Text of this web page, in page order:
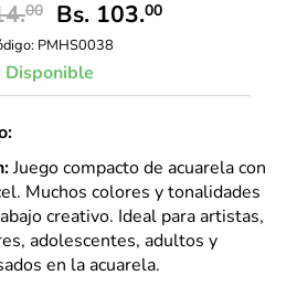
Juego compacto de acuarela con
Muchos colores y tonalidades
creativo. Ideal para artistas,
adolescentes, adultos y
en la acuarela.
00 El
precio
original
era:
Bs. 114.00.
Bs. 103.00El
Bs. 103.00.
PMHS0038
Disponible